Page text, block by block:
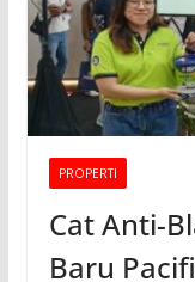
PROPERTI
Cat Anti-
Baru